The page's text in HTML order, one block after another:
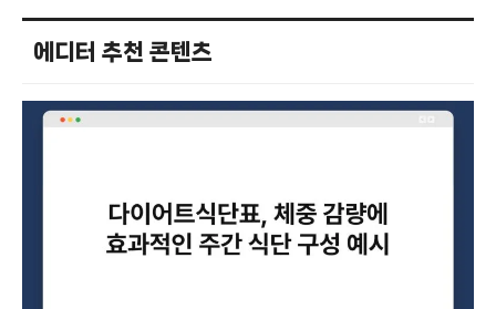
에디터 추천 콘텐츠